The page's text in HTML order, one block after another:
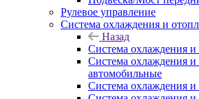
Рулевое управление
Система охлаждения и
Назад
Система охлаждения и
Система охлаждения
автомобильные
Система охлаждения